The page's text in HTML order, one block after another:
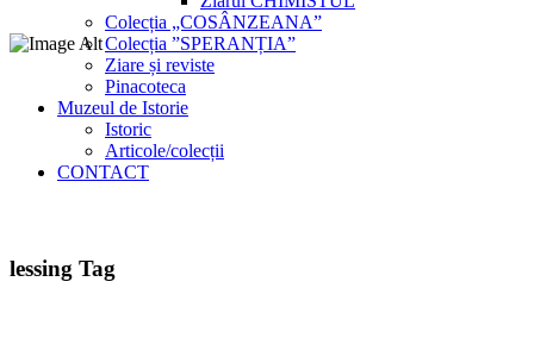
Colecția „COSÂNZEANA”
Colecția ”SPERANȚIA”
Ziare și reviste
Pinacoteca
Muzeul de Istorie
Istoric
Articole/colecții
CONTACT
lessing Tag